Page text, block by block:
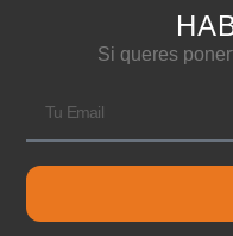
Si queres